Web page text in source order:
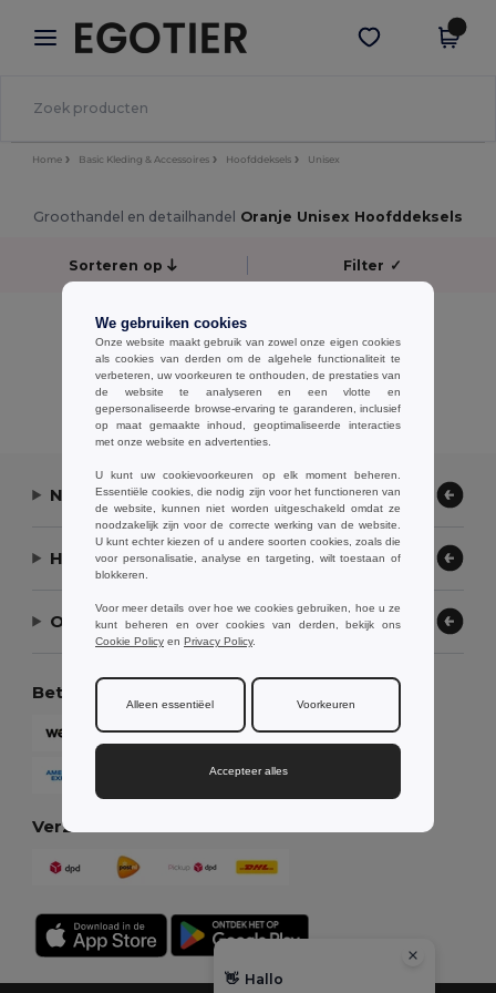
× Egotier-app
Betere prijzen in de app!
Download app
Home Basic Kleding & Accessoires Hoofddeksels Unisex
Groothandel en detailhandel Oranje Unisex Hoofddeksels
Sorteren op Filter ✓
No results.
No results.
Alle Producten Tonen.
Neem contact op
Hulp nodig?
Ons bedrijf
Betaalmethoden
Verzendmethoden
We gebruiken cookies
Onze website maakt gebruik van zowel onze eigen cookies
als cookies van derden om de algehele functionaliteit te
verbeteren, uw voorkeuren te onthouden, de prestaties van
de website te analyseren en een vlotte en
gepersonaliseerde browse-ervaring te garanderen, inclusief
op maat gemaakte inhoud, geoptimaliseerde interacties
met onze website en advertenties.
U kunt uw cookievoorkeuren op elk moment beheren.
Essentiële cookies, die nodig zijn voor het functioneren van
de website, kunnen niet worden uitgeschakeld omdat ze
noodzakelijk zijn voor de correcte werking van de website.
U kunt echter kiezen of u andere soorten cookies, zoals die
voor personalisatie, analyse en targeting, wilt toestaan of
blokkeren.
Voor meer details over hoe we cookies gebruiken, hoe u ze
kunt beheren en over cookies van derden, bekijk ons
Cookie Policy en Privacy Policy.
Alleen essentiëel Voorkeuren
Accepteer alles
👋 Hallo